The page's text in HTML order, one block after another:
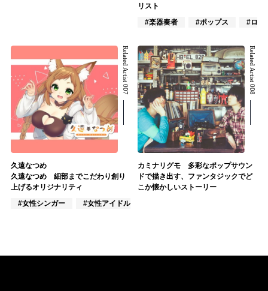
リスト
#楽器奏者
#ポップス #ロッ
Related Artist 007
久遠なつめ
久遠なつめ 細部までこだわり創り
上げるオリジナリティ
#女性シンガー
#女性アイドル
Related Artist 008
カミナリグモ 多彩なポップサウン
ドで描き出す、ファンタジックでど
こか懐かしいストーリー